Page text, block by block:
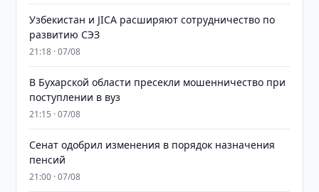
Узбекистан и JICA расширяют сотрудничество по
развитию СЭЗ
21:18 · 07/08
В Бухарской области пресекли мошенничество при
поступлении в вуз
21:15 · 07/08
Сенат одобрил изменения в порядок назначения
пенсий
21:00 · 07/08